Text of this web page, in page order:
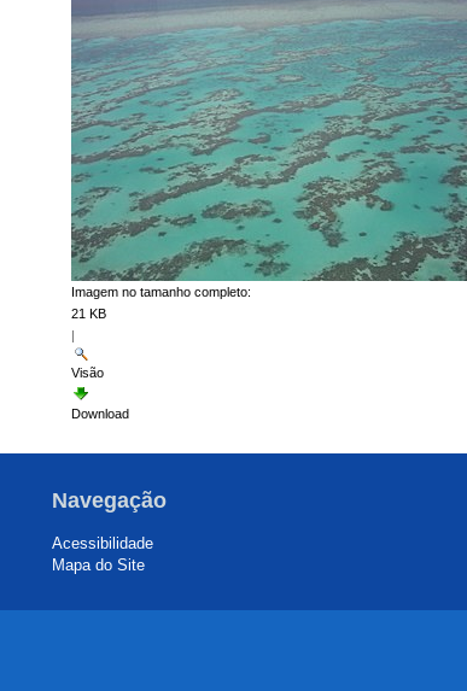
Imagem no tamanho completo:
21 KB
|
Visão
Download
Navegação
Acessibilidade
Mapa do Site